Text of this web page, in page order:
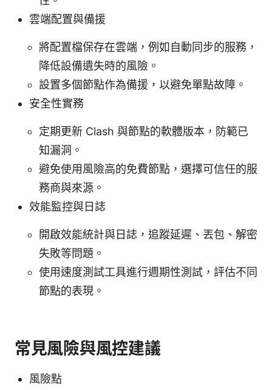
雲端配置與備援
將配置檔保存在雲端，例如自動同步的服務，
降低設備遺失時的風險。
設置多個節點作為備援，以避免單點故障。
安全性實務
定期更新 Clash 與節點的軟體版本，防範已
知漏洞。
避免使用風險高的免費節點，選擇可信任的服
務商與來源。
效能監控與日誌
開啟效能統計與日誌，追蹤延遲、丟包、解密
失敗等問題。
使用速度測試工具進行週期性測試，評估不同
節點的表現。
常見風險與風控建議
風險點